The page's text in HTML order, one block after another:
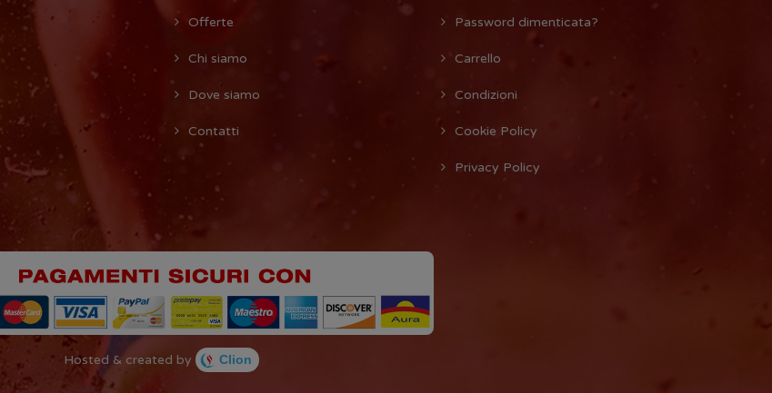
Offerte
Chi siamo
Dove siamo
Contatti
Password dimenticata?
Carrello
Condizioni
Cookie Policy
Privacy Policy
Hosted & created by Clion